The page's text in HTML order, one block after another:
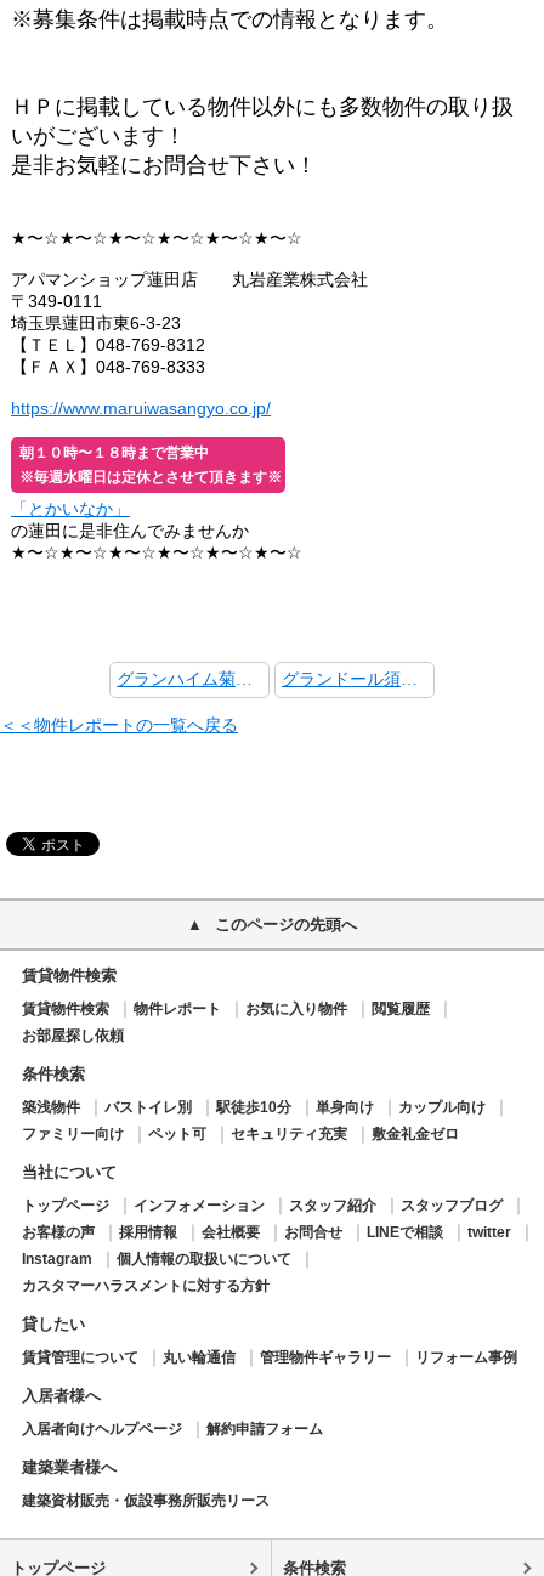
※募集条件は掲載時点での情報となります。
ＨＰに掲載している物件以外にも多数物件の取り扱
いがございます！
是非お気軽にお問合せ下さい！
★〜☆★〜☆★〜☆★〜☆★〜☆★〜☆
アパマンショップ蓮田店 丸岩産業株式会社
〒349-0111
埼玉県蓮田市東6-3-23
【ＴＥＬ】048-769-8312
【ＦＡＸ】048-769-8333
https://www.maruiwasangyo.co.jp/
朝１０時〜１８時まで営業中
※毎週水曜日は定休とさせて頂きます※
「とかいなか」
の蓮田に是非住んでみませんか
★〜☆★〜☆★〜☆★〜☆★〜☆★〜☆
＜＜物件レポートの一覧へ戻る
このページの先頭へ
賃貸物件検索
賃貸物件検索 物件レポート お気に入り物件
閲覧履歴
お部屋探し依頼
条件検索
築浅物件 バストイレ別 駅徒歩10分 単身向け
カップル向け
ファミリー向け
ペット可 セキュリティ充実 敷金礼金ゼロ
当社について
トップページ インフォメーション スタッフ紹介
スタッフブログ
お客様の声
採用情報 会社概要 お問合せ LINEで相談
twitter
Instagram
個人情報の取扱いについて
カスタマーハラスメントに対する方針
貸したい
賃貸管理について 丸い輪通信 管理物件ギャラリー リフォーム事例
入居者様へ
入居者向けヘルプページ 解約申請フォーム
建築業者様へ
建築資材販売・仮設事務所販売リース
トップページ 条件検索